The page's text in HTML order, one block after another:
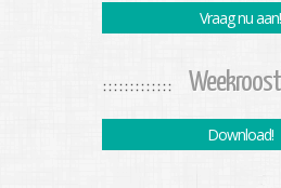
Vraag nu aan!
Download!